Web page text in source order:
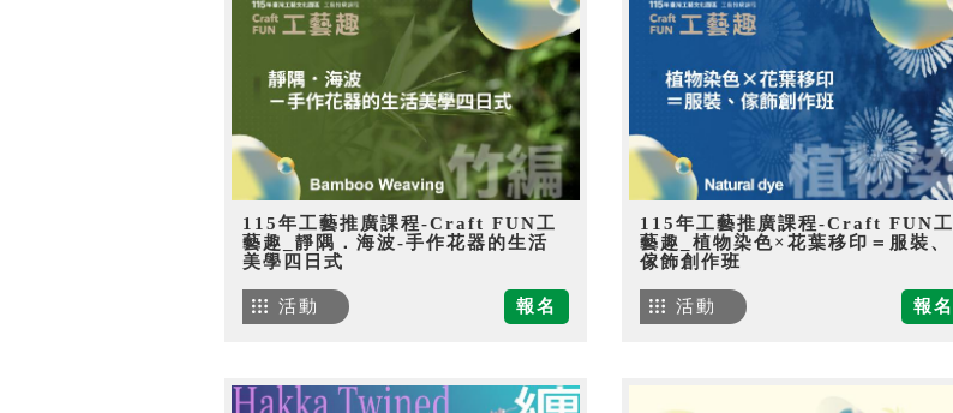
115年工藝推廣課程-Craft FUN工
藝趣_靜隅．海波-手作花器的生活
美學四日式
報名
活動
115年工藝推廣課程-Craft FUN工
藝趣_植物染色×花葉移印＝服裝、
傢飾創作班
報名
活動